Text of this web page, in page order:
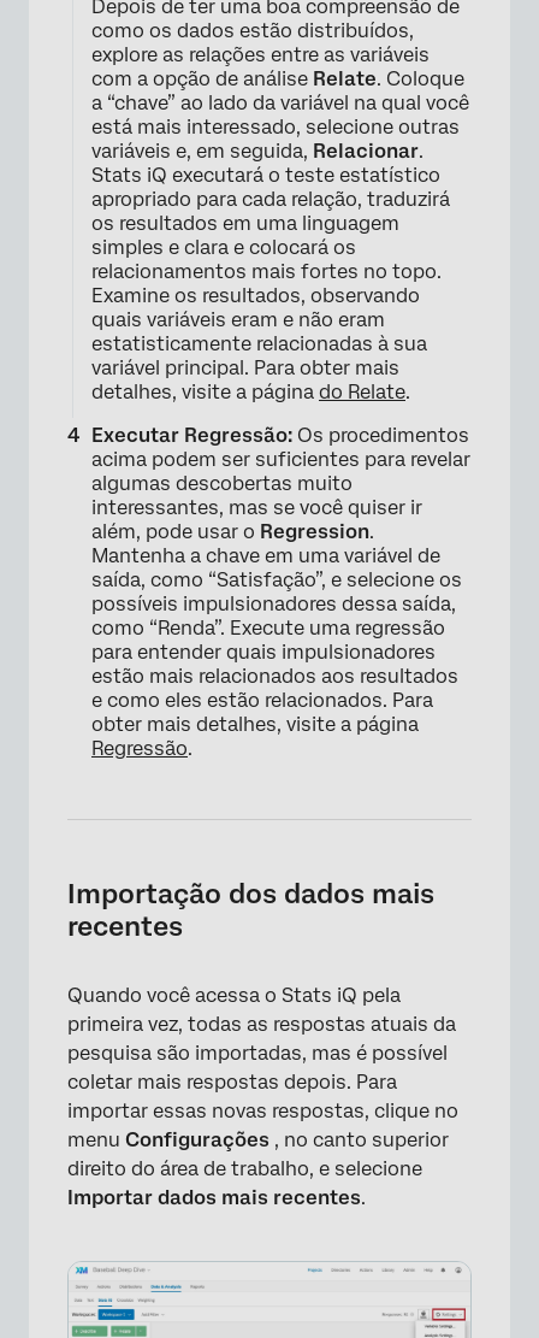
Depois de ter uma boa compreensão de
como os dados estão distribuídos,
explore as relações entre as variáveis
com a opção de análise Relate. Coloque
a “chave” ao lado da variável na qual você
está mais interessado, selecione outras
variáveis e, em seguida, Relacionar.
Stats iQ executará o teste estatístico
apropriado para cada relação, traduzirá
os resultados em uma linguagem
simples e clara e colocará os
relacionamentos mais fortes no topo.
Examine os resultados, observando
quais variáveis eram e não eram
estatisticamente relacionadas à sua
variável principal. Para obter mais
detalhes, visite a página do Relate.
Executar Regressão: Os procedimentos
acima podem ser suficientes para revelar
algumas descobertas muito
interessantes, mas se você quiser ir
além, pode usar o Regression.
Mantenha a chave em uma variável de
saída, como “Satisfação”, e selecione os
possíveis impulsionadores dessa saída,
como “Renda”. Execute uma regressão
para entender quais impulsionadores
estão mais relacionados aos resultados
e como eles estão relacionados. Para
obter mais detalhes, visite a página
Regressão.
Importação dos dados mais
recentes
Quando você acessa o Stats iQ pela
primeira vez, todas as respostas atuais da
pesquisa são importadas, mas é possível
coletar mais respostas depois. Para
importar essas novas respostas, clique no
menu Configurações , no canto superior
direito do área de trabalho, e selecione
Importar dados mais recentes.